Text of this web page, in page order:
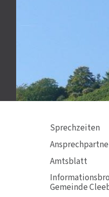
Sprechzeiten
Amtsblatt
Gemeinde